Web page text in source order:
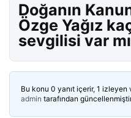
Doğanın
Özge Yağız
sevgilisi var
Bu konu 0 yanıt içerir, 1 izleyen
admin tarafından